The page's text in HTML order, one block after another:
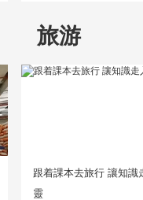
旅游
跟着課本去旅行 讓知識
靈